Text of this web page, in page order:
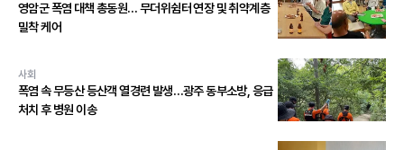
영암군 폭염 대책 총동원… 무더위쉼터 연장 및 취약계층
밀착 케어
사회
폭염 속 무등산 등산객 열경련 발생…광주 동부소방, 응급
처치 후 병원 이송